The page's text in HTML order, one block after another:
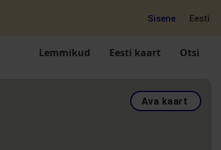
Sisene Eesti
Lemmikud Eesti kaart Otsi
Ava kaart